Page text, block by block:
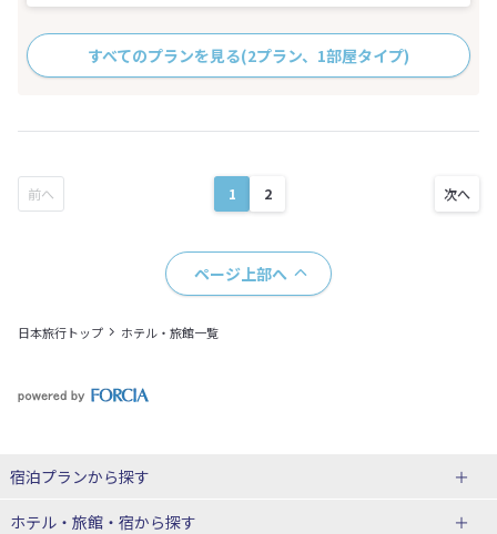
すべてのプランを見る(2プラン、1部屋タイプ)
1 2
ページ上部へ
日本旅行トップ ホテル・旅館一覧
宿泊プランから探す
北海道
ホテル・旅館・宿から探す